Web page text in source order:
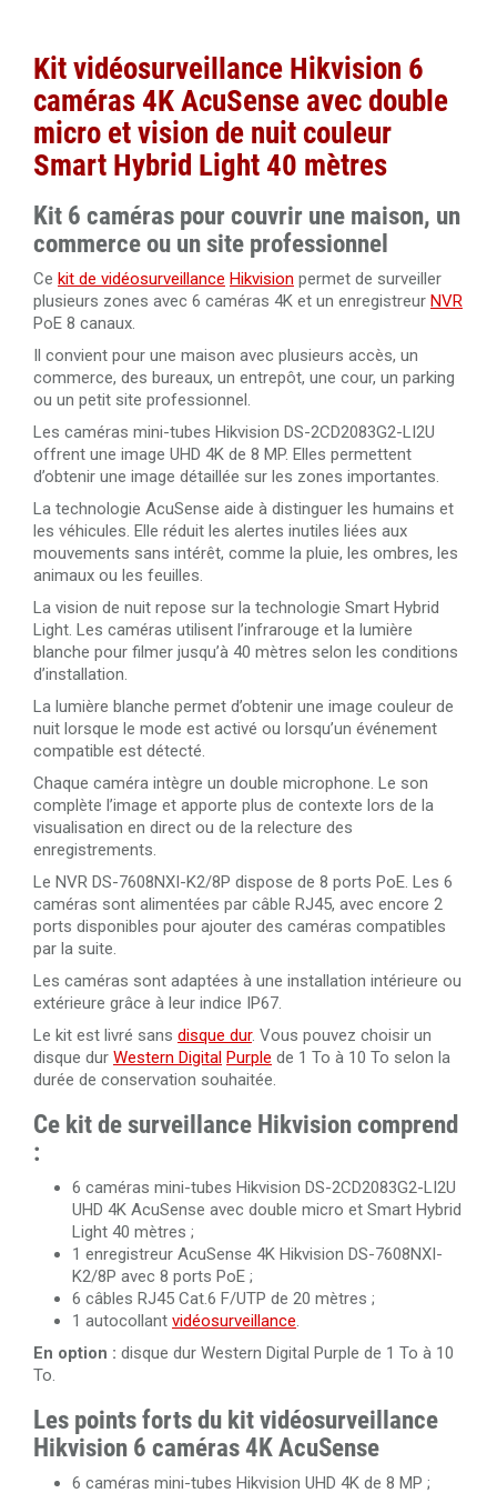
Disque dur 10 To spécial vidéosurveillance Western
Digital Purple
Câble HDMI 2.0 High Speed 4K 10 mètres
Câble HDMI 2.0 amplifié 20 mètres Ultra HD 4K
Câble HDMI 1.4 amplifié 40 mètres Ultra HD 4K
Câble HDMI 2.0 de 50 mètres en fibre optique 4K Ultra
Câble HDMI 2.0 de 100 mètres en fibre optique 4K Ultra
HD 3840x2160@60Hz
Kit vidéosurveillance Hikvision 6
caméras 4K AcuSense avec double
micro et vision de nuit couleur
Smart Hybrid Light 40 mètres
Kit 6 caméras pour couvrir une maison, un
commerce ou un site professionnel
Ce kit de vidéosurveillance Hikvision permet de surveiller
plusieurs zones avec 6 caméras 4K et un enregistreur NVR
PoE 8 canaux.
Il convient pour une maison avec plusieurs accès, un
commerce, des bureaux, un entrepôt, une cour, un parking
ou un petit site professionnel.
Les caméras mini-tubes Hikvision DS-2CD2083G2-LI2U
offrent une image UHD 4K de 8 MP. Elles permettent
d’obtenir une image détaillée sur les zones importantes.
La technologie AcuSense aide à distinguer les humains et
les véhicules. Elle réduit les alertes inutiles liées aux
mouvements sans intérêt, comme la pluie, les ombres, les
animaux ou les feuilles.
La vision de nuit repose sur la technologie Smart Hybrid
Light. Les caméras utilisent l’infrarouge et la lumière
blanche pour filmer jusqu’à 40 mètres selon les conditions
d’installation.
La lumière blanche permet d’obtenir une image couleur de
nuit lorsque le mode est activé ou lorsqu’un événement
compatible est détecté.
Chaque caméra intègre un double microphone. Le son
complète l’image et apporte plus de contexte lors de la
visualisation en direct ou de la relecture des
enregistrements.
Le NVR DS-7608NXI-K2/8P dispose de 8 ports PoE. Les 6
caméras sont alimentées par câble RJ45, avec encore 2
ports disponibles pour ajouter des caméras compatibles
par la suite.
Les caméras sont adaptées à une installation intérieure ou
extérieure grâce à leur indice IP67.
Le kit est livré sans disque dur. Vous pouvez choisir un
disque dur Western Digital Purple de 1 To à 10 To selon la
durée de conservation souhaitée.
Ce kit de surveillance Hikvision comprend
:
6 caméras mini-tubes Hikvision DS-2CD2083G2-LI2U
UHD 4K AcuSense avec double micro et Smart Hybrid
Light 40 mètres ;
1 enregistreur AcuSense 4K Hikvision DS-7608NXI-
K2/8P avec 8 ports PoE ;
6 câbles RJ45 Cat.6 F/UTP de 20 mètres ;
1 autocollant vidéosurveillance.
En option : disque dur Western Digital Purple de 1 To à 10
To.
Les points forts du kit vidéosurveillance
Hikvision 6 caméras 4K AcuSense
6 caméras mini-tubes Hikvision UHD 4K de 8 MP ;